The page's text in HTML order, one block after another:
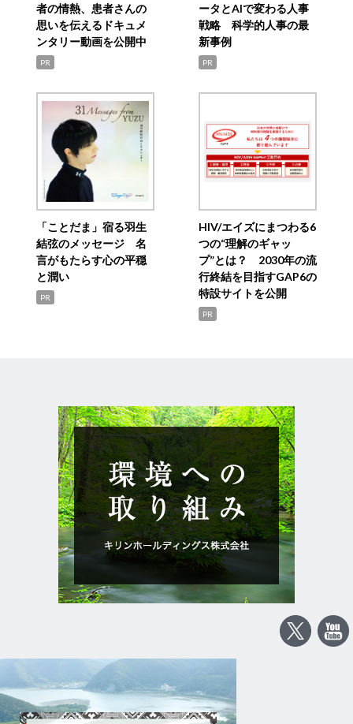
者の情熱、患者さんの
思いを伝えるドキュメ
ンタリー動画を公開中
PR
ータとAIで変わる人事
戦略 科学的人事の最
新事例
PR
「ことだま」宿る羽生
結弦のメッセージ 名
言がもたらす心の平穏
と潤い
PR
HIV/エイズにまつわる6
つの“理解のギャッ
プ”とは？ 2030年の流
行終結を目指すGAP6の
特設サイトを公開
PR